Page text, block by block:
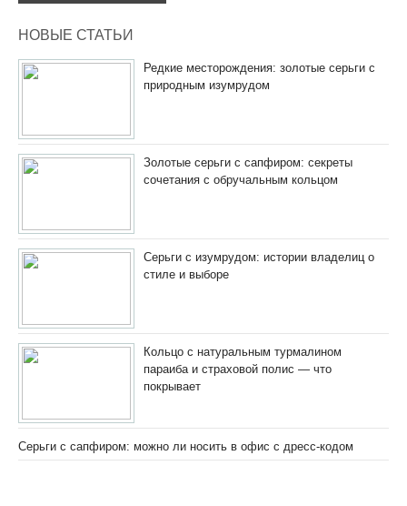
НОВЫЕ СТАТЬИ
Редкие месторождения: золотые серьги с
природным изумрудом
Золотые серьги с сапфиром: секреты
сочетания с обручальным кольцом
Серьги с изумрудом: истории владелиц о
стиле и выборе
Кольцо с натуральным турмалином
параиба и страховой полис — что
покрывает
Серьги с сапфиром: можно ли носить в офис с дресс-кодом